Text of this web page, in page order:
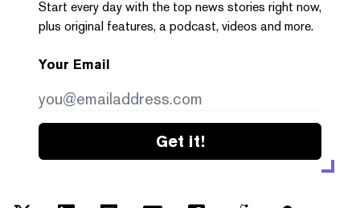
Start every day with the top news stories right now,
plus original features, a podcast, videos and more.
Your Email
Get it!